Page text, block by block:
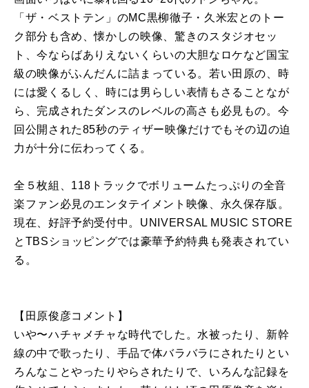
「ザ・ベストテン」のMC黒柳徹子・久米宏とのトー
ク部分も含め、懐かしの映像、驚きのスタジオセッ
ト、今ならばありえないくらいの大胆なロケなど国宝
級の映像がふんだんに詰まっている。若い田原の、時
には愛くるしく、時には男らしい表情もさることなが
ら、完成されたダンスのレベルの高さも必見もの。今
回公開された85秒のティザー映像だけでもその辺の迫
力が十分に伝わってくる。
全５枚組、118トラックでボリュームたっぷりの全音
楽ファン必見のエンタテイメント映像、永久保存版。
現在、好評予約受付中。UNIVERSAL MUSIC STORE
とTBSショッピングでは豪華予約特典も発表されてい
る。
【田原俊彦コメント】
いや〜ハチャメチャな時代でした。水被ったり、新幹
線の中で歌ったり、手品で体バラバラにされたりとい
ろんなことやったりやらされたりで、いろんな記録を